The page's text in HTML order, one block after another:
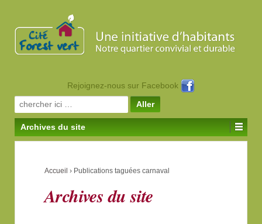
Rejoignez-nous sur Facebook
Search for:
Archives du site
Accueil › Publications taguées carnaval
Archives du site